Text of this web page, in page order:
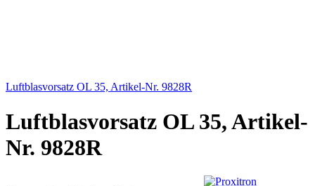
Luftblasvorsatz OL 35, Artikel-Nr. 9828R
Luftblasvorsatz OL 35, Artikel-
Nr. 9828R